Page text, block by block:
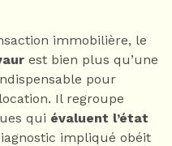
immobilière, le
est bien plus qu’une
pour
Il regroupe
qui évaluent l’état
impliqué obéit